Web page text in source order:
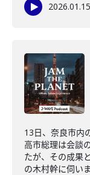
2026.01.15
13日、奈良市内
高市総理は会談
たが、その成果
の木村幹に伺い